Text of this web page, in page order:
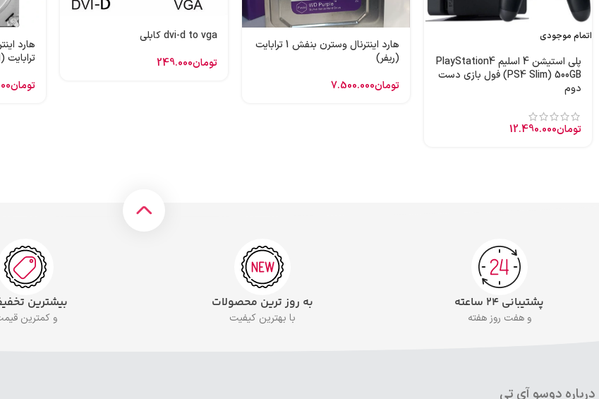
اتمام موجودی
پلی استیشن 4 اسلیم PlayStation4
(PS4 Slim) 500GB فول بازی دست
دوم
تومان12.490.000
هارد اینترنال وسترن بنفش 1 ترابایت
(ریفر)
تومان7.500.000
dvi-d to vga کابلی
تومان249.000
تومان
پشتیبانی ۲۴ ساعته
و هفت روز هفته
به روز ترین محصولات
با بهترین کیفیت
بیشترین
و کمترین
درباره دوسو آی تی